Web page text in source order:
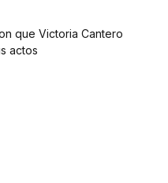
que Victoria Cantero
actos